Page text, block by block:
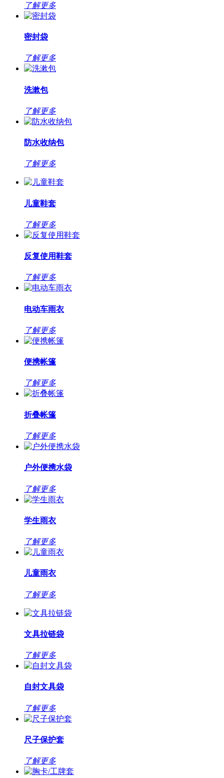
了解更多
密封袋
了解更多
洗漱包
了解更多
防水收纳包
了解更多
儿童鞋套
了解更多
反复使用鞋套
了解更多
电动车雨衣
了解更多
便携帐篷
了解更多
折叠帐篷
了解更多
户外便携水袋
了解更多
学生雨衣
了解更多
儿童雨衣
了解更多
文具拉链袋
了解更多
自封文具袋
了解更多
尺子保护套
了解更多